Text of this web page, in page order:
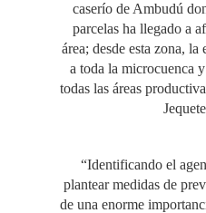
caserío de Ambudú
parcelas ha llegado a
área; desde esta zona,
a toda la microcuenca
todas las áreas
“Identificando el
plantear medidas de
de una enorme